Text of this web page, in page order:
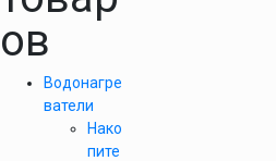
ов
Водонагре
ватели
Нако
пите